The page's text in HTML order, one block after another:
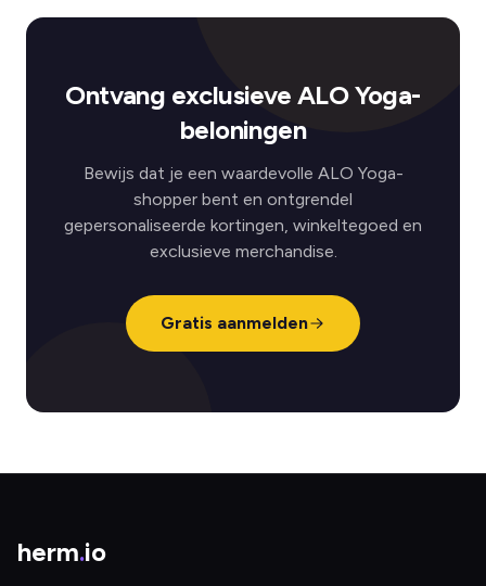
Ontvang exclusieve ALO Yoga-
beloningen
Bewijs dat je een waardevolle ALO Yoga-
shopper bent en ontgrendel
gepersonaliseerde kortingen, winkeltegoed en
exclusieve merchandise.
Gratis aanmelden
herm.io